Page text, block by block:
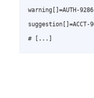
warning[]=AUTH-
# [...]